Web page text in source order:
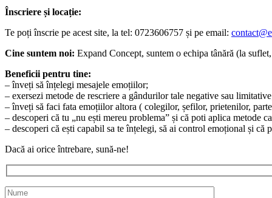
Înscriere și locație:
Te poți înscrie pe acest site, la tel: 0723606757 și pe email:
Cine suntem noi: Expand Concept, suntem o echipa tânără (la
Beneficii pentru tine:
– înveți să înțelegi mesajele emoțiilor;
– exersezi metode de rescriere a gândurilor tale negative sau
– înveți să faci fata emoțiilor altora ( colegilor, șefilor, prietenilor,
– descoperi că tu „nu ești mereu problema” și că poti aplica metode
– descoperi că ești capabil sa te înțelegi, să ai control emoțional și
Dacă ai orice întrebare, sună-ne!